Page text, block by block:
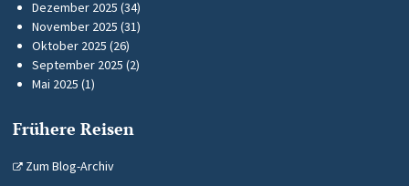
Dezember 2025 (34)
November 2025 (31)
Oktober 2025 (26)
September 2025 (2)
Mai 2025 (1)
Frühere Reisen
Zum Blog-Archiv